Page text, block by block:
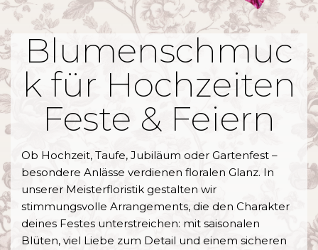
Blumenschmuc
k für Hochzeiten
Feste & Feiern
Ob Hochzeit, Taufe, Jubiläum oder Gartenfest –
besondere Anlässe verdienen floralen Glanz. In
unserer Meisterfloristik gestalten wir
stimmungsvolle Arrangements, die den Charakter
deines Festes unterstreichen: mit saisonalen
Blüten, viel Liebe zum Detail und einem sicheren